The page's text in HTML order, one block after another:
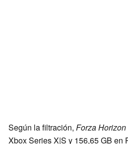
Según la filtración, Forza Horizon
Xbox Series X|S y 156,65 GB en